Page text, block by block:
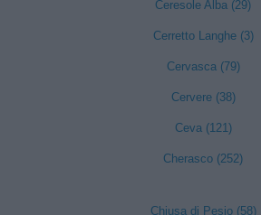
Ceresole Alba (29)
Cerretto Langhe (3)
Cervasca (79)
Cervere (38)
Ceva (121)
Cherasco (252)
Chiusa di Pesio (58)